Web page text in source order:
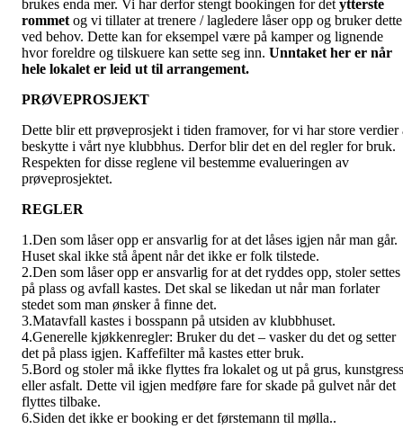
brukes enda mer. Vi har derfor stengt bookingen for det ytterste
rommet og vi tillater at trenere / lagledere låser opp og bruker dette
ved behov. Dette kan for eksempel være på kamper og lignende
hvor foreldre og tilskuere kan sette seg inn. Unntaket her er når
hele lokalet er leid ut til arrangement.
PRØVEPROSJEKT
Dette blir ett prøveprosjekt i tiden framover, for vi har store verdier
beskytte i vårt nye klubbhus. Derfor blir det en del regler for bruk.
Respekten for disse reglene vil bestemme evalueringen av
prøveprosjektet.
REGLER
1.Den som låser opp er ansvarlig for at det låses igjen når man går.
Huset skal ikke stå åpent når det ikke er folk tilstede.
2.Den som låser opp er ansvarlig for at det ryddes opp, stoler settes
på plass og avfall kastes. Det skal se likedan ut når man forlater
stedet som man ønsker å finne det.
3.Matavfall kastes i bosspann på utsiden av klubbhuset.
4.Generelle kjøkkenregler: Bruker du det – vasker du det og setter
det på plass igjen. Kaffefilter må kastes etter bruk.
5.Bord og stoler må ikke flyttes fra lokalet og ut på grus, kunstgress
eller asfalt. Dette vil igjen medføre fare for skade på gulvet når det
flyttes tilbake.
6.Siden det ikke er booking er det førstemann til mølla..